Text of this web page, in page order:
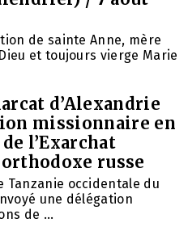
de sainte Anne, mère
et toujours vierge Marie
d’Alexandrie
missionnaire en
l’Exarchat
russe
Tanzanie occidentale du
une délégation
de ...